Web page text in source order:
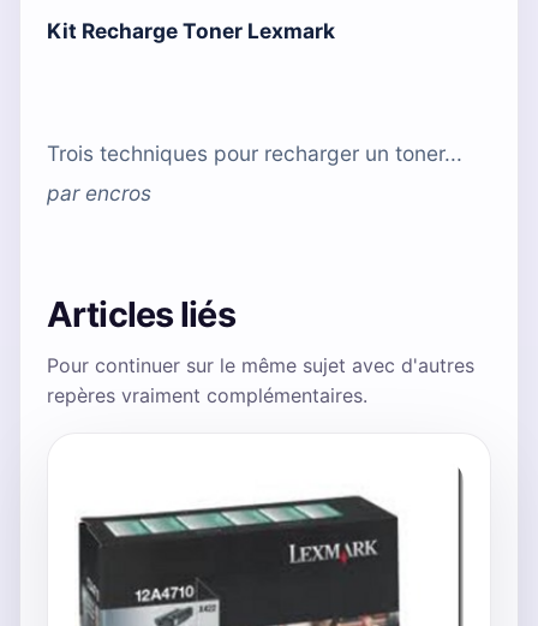
Kit Recharge Toner Lexmark
Trois techniques pour recharger un toner...
parencros
Articles liés
Pour continuer sur le même sujet avec d'autres
repères vraiment complémentaires.